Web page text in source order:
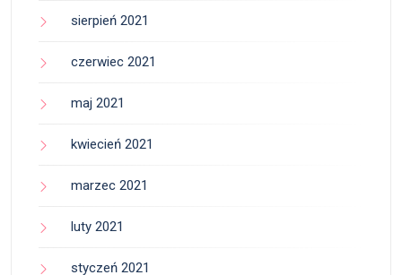
sierpień 2021
czerwiec 2021
maj 2021
kwiecień 2021
marzec 2021
luty 2021
styczeń 2021